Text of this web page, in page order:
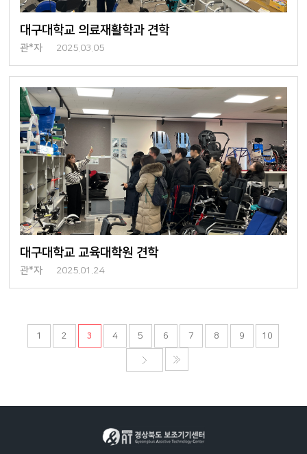
대구대학교 의료재활학과 견학
관*자 2025.03.05
대구대학교 교육대학원 견학
관*자 2025.01.24
1 2 3 4 5 6 7 8 9 10